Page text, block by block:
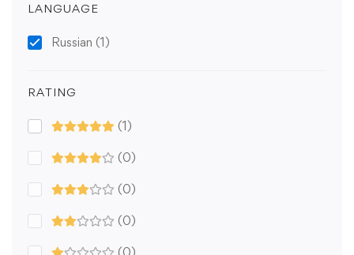
LANGUAGE
Russian (1)
RATING
(1)
(0)
(0)
(0)